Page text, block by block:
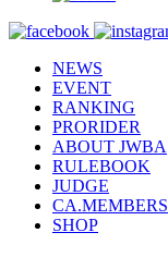
NEWS
EVENT
RANKING
PRORIDER
ABOUT JWBA
RULEBOOK
JUDGE
CA.MEMBERS
SHOP